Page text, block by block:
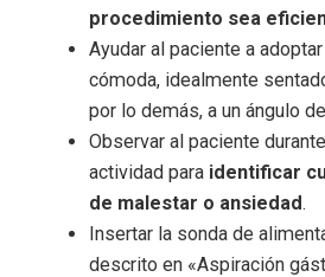
procedimiento sea
Ayudar al paciente a
cómoda, idealmente
por lo demás, a un ángulo
Observar al paciente
actividad para identificar
de malestar o ansiedad.
Insertar la sonda de
descrito en «Aspiración